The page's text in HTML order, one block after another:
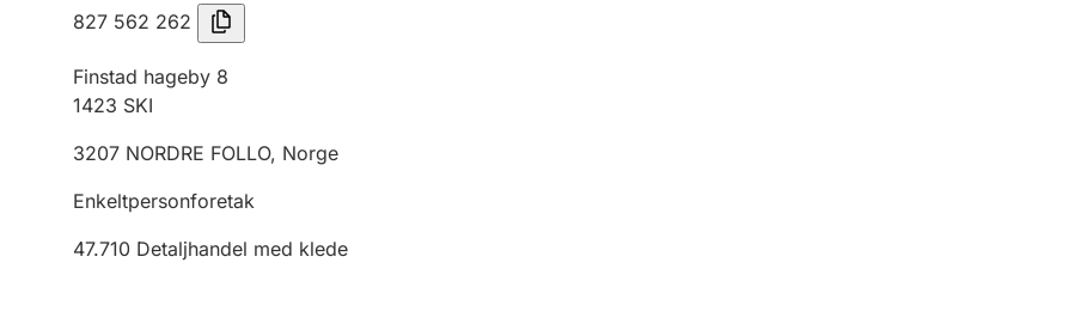
827 562 262
Finstad hageby 8
1423 SKI
3207 NORDRE FOLLO, Norge
Enkeltpersonforetak
47.710 Detaljhandel med klede